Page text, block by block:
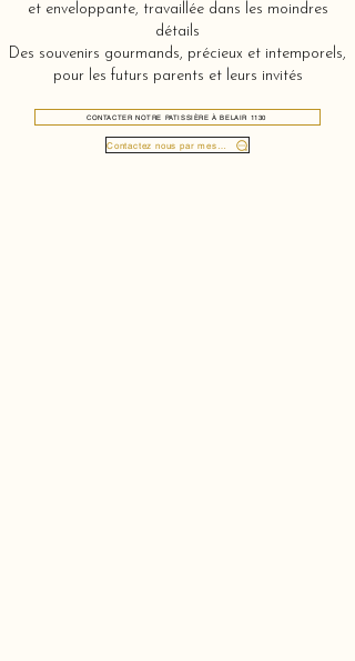
et enveloppante, travaillée dans les moindres
détails
Des souvenirs gourmands, précieux et intemporels,
pour les futurs parents et leurs invités
CONTACTER NOTRE PATISSIÈRE À BELAIR 1130